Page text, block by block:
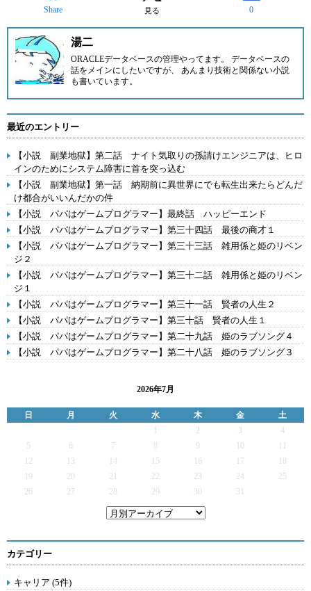
Share 見る 0
湯二
ORACLEデータベースの管理やってます。 データベースの
話をメインにしたいですが、 あんまり技術と関係ない小説
も書いています。
最近のエントリー
【小説 副業地獄】第二話 ナイト気取りの孫請けエンジニアは、ヒロ
インのためにシステム障害に首を突っ込む
【小説 副業地獄】第一話 納期前に異世界にでも転生出来たらどんだ
け都合がいいんだかの件
【小説 パパはゲームプログラマー】最終話 ハッピーエンド
【小説 パパはゲームプログラマー】第三十四話 最後の商才１
【小説 パパはゲームプログラマー】第三十三話 雑用係と姫のリベン
ジ２
【小説 パパはゲームプログラマー】第三十二話 雑用係と姫のリベン
ジ１
【小説 パパはゲームプログラマー】第三十一話 賢者の人生２
【小説 パパはゲームプログラマー】第三十話 賢者の人生１
【小説 パパはゲームプログラマー】第二十九話 姫のラブソング４
【小説 パパはゲームプログラマー】第二十八話 姫のラブソング３
2026年7月
日 月 火 水 木 金
土
2 3
4
5
6 7 9
12
13 14 15 16 17
19
20 21 22 23 24
25
26
27 28 29 30 31
カテゴリー
キャリア (5件)